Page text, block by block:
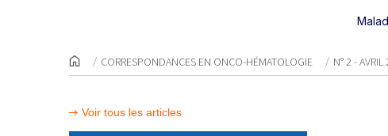
CORRESPONDANCES EN ONCO-HÉMATOLOGIE N° 2 -
Voir tous les articles